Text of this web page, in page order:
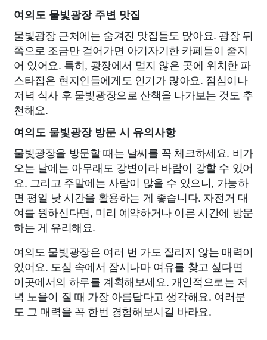
여의도 물빛광장 주변 맛집
물빛광장 근처에는 숨겨진 맛집들도 많아요. 광장 뒤
쪽으로 조금만 걸어가면 아기자기한 카페들이 줄지
어 있어요. 특히, 광장에서 멀지 않은 곳에 위치한 파
스타집은 현지인들에게도 인기가 많아요. 점심이나
저녁 식사 후 물빛광장으로 산책을 나가보는 것도 추
천해요.
여의도 물빛광장 방문 시 유의사항
물빛광장을 방문할 때는 날씨를 꼭 체크하세요. 비가
오는 날에는 아무래도 강변이라 바람이 강할 수 있어
요. 그리고 주말에는 사람이 많을 수 있으니, 가능하
면 평일 낮 시간을 활용하는 게 좋습니다. 자전거 대
여를 원하신다면, 미리 예약하거나 이른 시간에 방문
하는 게 유리해요.
여의도 물빛광장은 여러 번 가도 질리지 않는 매력이
있어요. 도심 속에서 잠시나마 여유를 찾고 싶다면
이곳에서의 하루를 계획해보세요. 개인적으로는 저
녁 노을이 질 때 가장 아름답다고 생각해요. 여러분
도 그 매력을 꼭 한번 경험해보시길 바라요.